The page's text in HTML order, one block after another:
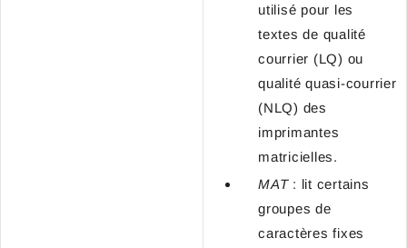
utilisé pour les
textes de qualité
courrier (LQ) ou
qualité quasi-courrier
(NLQ) des
imprimantes
matricielles.
MAT : lit certains
groupes de
caractères fixes